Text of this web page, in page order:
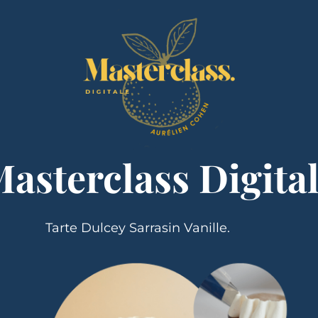
Tarte Dulcey Sarrasin Vanille.